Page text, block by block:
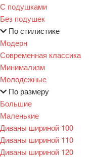
С подушками
Без подушек
По стилистике
Модерн
Современная классика
Минимализм
Молодежные
По размеру
Большие
Маленькие
Диваны шириной 100
Диваны шириной 110
Диваны шириной 120